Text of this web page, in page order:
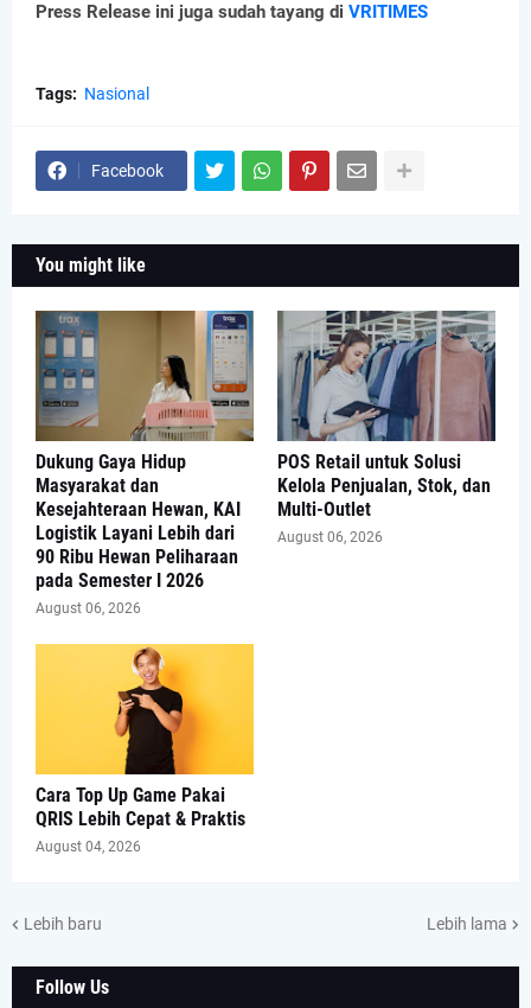
Press Release ini juga sudah tayang di VRITIMES
Tags: Nasional
Facebook
You might like
Dukung Gaya Hidup
Masyarakat dan
Kesejahteraan Hewan, KAI
Logistik Layani Lebih dari
90 Ribu Hewan Peliharaan
pada Semester I 2026
August 06, 2026
POS Retail untuk Solusi
Kelola Penjualan, Stok, dan
Multi-Outlet
August 06, 2026
Cara Top Up Game Pakai
QRIS Lebih Cepat & Praktis
August 04, 2026
Lebih baru Lebih lama
Follow Us